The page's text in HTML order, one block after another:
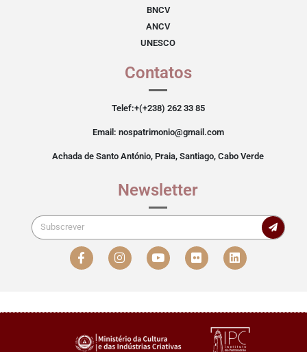
BNCV
ANCV
UNESCO
Contatos
Telef:+(+238) 262 33 85
Email: nospatrimonio@gmail.com
Achada de Santo António, Praia, Santiago, Cabo Verde
Newsletter